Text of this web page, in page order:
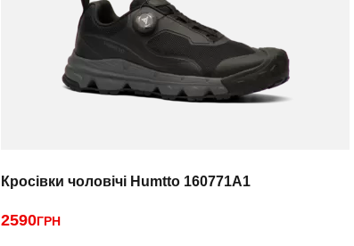
Кросівки чоловічі Humtto 160771A1
2590ГРН